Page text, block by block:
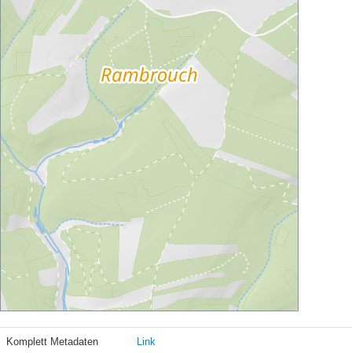
Komplett Metadaten Link